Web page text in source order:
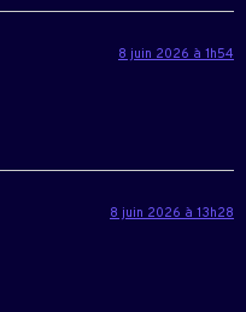
8 juin 2026 à 1h54
8 juin 2026 à 13h28